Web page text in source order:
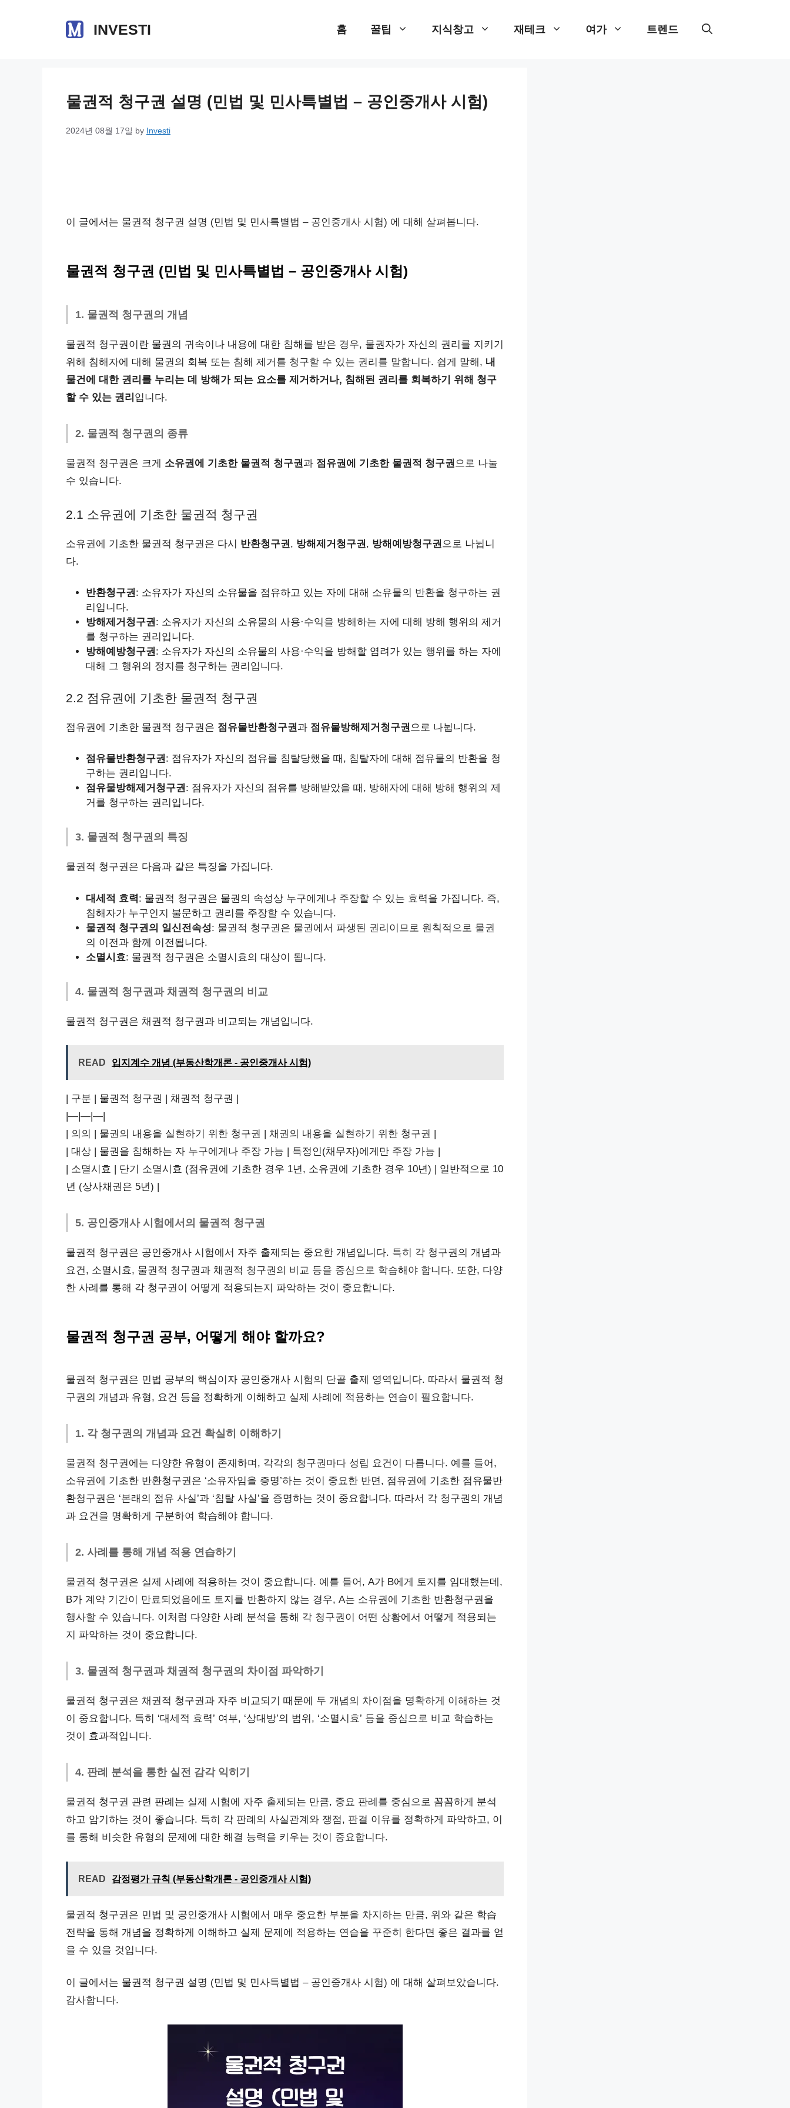
INVESTI 홈 꿀팁 지식창고 재테크 여가 트렌드
물권적 청구권 설명 (민법 및 민사특별법 – 공인중개사 시험)
2024년 08월 17일 by Investi
이 글에서는 물권적 청구권 설명 (민법 및 민사특별법 – 공인중개사 시험) 에 대해 살펴봅니다.
물권적 청구권 (민법 및 민사특별법 – 공인중개사 시험)
1. 물권적 청구권의 개념
물권적 청구권이란 물권의 귀속이나 내용에 대한 침해를 받은 경우, 물권자가 자신의 권리를 지키기
위해 침해자에 대해 물권의 회복 또는 침해 제거를 청구할 수 있는 권리를 말합니다. 쉽게 말해, 내
물건에 대한 권리를 누리는 데 방해가 되는 요소를 제거하거나, 침해된 권리를 회복하기 위해 청구
할 수 있는 권리 입니다.
2. 물권적 청구권의 종류
물권적 청구권은 크게 소유권에 기초한 물권적 청구권과 점유권에 기초한 물권적 청구권으로 나눌
수 있습니다.
2.1 소유권에 기초한 물권적 청구권
소유권에 기초한 물권적 청구권은 다시 반환청구권 , 방해제거청구권 , 방해예방청구권 으로 나뉩니
다.
반환청구권: 소유자가 자신의 소유물을 점유하고 있는 자에 대해 소유물의 반환을 청구하는 권
리입니다.
방해제거청구권: 소유자가 자신의 소유물의 사용·수익을 방해하는 자에 대해 방해 행위의 제거
를 청구하는 권리입니다.
방해예방청구권: 소유자가 자신의 소유물의 사용·수익을 방해할 염려가 있는 행위를 하는 자에
대해 그 행위의 정지를 청구하는 권리입니다.
2.2 점유권에 기초한 물권적 청구권
점유권에 기초한 물권적 청구권은 점유물반환청구권 과 점유물방해제거청구권 으로 나뉩니다.
점유물반환청구권: 점유자가 자신의 점유를 침탈당했을 때, 침탈자에 대해 점유물의 반환을 청
구하는 권리입니다.
점유물방해제거청구권: 점유자가 자신의 점유를 방해받았을 때, 방해자에 대해 방해 행위의 제
거를 청구하는 권리입니다.
3. 물권적 청구권의 특징
물권적 청구권은 다음과 같은 특징을 가집니다.
대세적 효력: 물권적 청구권은 물권의 속성상 누구에게나 주장할 수 있는 효력을 가집니다. 즉,
침해자가 누구인지 불문하고 권리를 주장할 수 있습니다.
물권적 청구권의 일신전속성: 물권적 청구권은 물권에서 파생된 권리이므로 원칙적으로 물권
의 이전과 함께 이전됩니다.
소멸시효: 물권적 청구권은 소멸시효의 대상이 됩니다.
4. 물권적 청구권과 채권적 청구권의 비교
물권적 청구권은 채권적 청구권과 비교되는 개념입니다.
READ 입지계수 개념 (부동산학개론 - 공인중개사 시험)
| 구분 | 물권적 청구권 | 채권적 청구권 |
|—|—|—|
| 의의 | 물권의 내용을 실현하기 위한 청구권 | 채권의 내용을 실현하기 위한 청구권 |
| 대상 | 물권을 침해하는 자 누구에게나 주장 가능 | 특정인(채무자)에게만 주장 가능 |
| 소멸시효 | 단기 소멸시효 (점유권에 기초한 경우 1년, 소유권에 기초한 경우 10년) | 일반적으로 10
년 (상사채권은 5년) |
5. 공인중개사 시험에서의 물권적 청구권
물권적 청구권은 공인중개사 시험에서 자주 출제되는 중요한 개념입니다. 특히 각 청구권의 개념과
요건, 소멸시효, 물권적 청구권과 채권적 청구권의 비교 등을 중심으로 학습해야 합니다. 또한, 다양
한 사례를 통해 각 청구권이 어떻게 적용되는지 파악하는 것이 중요합니다.
물권적 청구권 공부, 어떻게 해야 할까요?
물권적 청구권은 민법 공부의 핵심이자 공인중개사 시험의 단골 출제 영역입니다. 따라서 물권적 청
구권의 개념과 유형, 요건 등을 정확하게 이해하고 실제 사례에 적용하는 연습이 필요합니다.
1. 각 청구권의 개념과 요건 확실히 이해하기
물권적 청구권에는 다양한 유형이 존재하며, 각각의 청구권마다 성립 요건이 다릅니다. 예를 들어,
소유권에 기초한 반환청구권은 ‘소유자임을 증명’하는 것이 중요한 반면, 점유권에 기초한 점유물반
환청구권은 ‘본래의 점유 사실’과 ‘침탈 사실’을 증명하는 것이 중요합니다. 따라서 각 청구권의 개념
과 요건을 명확하게 구분하여 학습해야 합니다.
2. 사례를 통해 개념 적용 연습하기
물권적 청구권은 실제 사례에 적용하는 것이 중요합니다. 예를 들어, A가 B에게 토지를 임대했는데,
B가 계약 기간이 만료되었음에도 토지를 반환하지 않는 경우, A는 소유권에 기초한 반환청구권을
행사할 수 있습니다. 이처럼 다양한 사례 분석을 통해 각 청구권이 어떤 상황에서 어떻게 적용되는
지 파악하는 것이 중요합니다.
3. 물권적 청구권과 채권적 청구권의 차이점 파악하기
물권적 청구권은 채권적 청구권과 자주 비교되기 때문에 두 개념의 차이점을 명확하게 이해하는 것
이 중요합니다. 특히 ‘대세적 효력’ 여부, ‘상대방’의 범위, ‘소멸시효’ 등을 중심으로 비교 학습하는
것이 효과적입니다.
4. 판례 분석을 통한 실전 감각 익히기
물권적 청구권 관련 판례는 실제 시험에 자주 출제되는 만큼, 중요 판례를 중심으로 꼼꼼하게 분석
하고 암기하는 것이 좋습니다. 특히 각 판례의 사실관계와 쟁점, 판결 이유를 정확하게 파악하고, 이
를 통해 비슷한 유형의 문제에 대한 해결 능력을 키우는 것이 중요합니다.
READ 감정평가 규칙 (부동산학개론 - 공인중개사 시험)
물권적 청구권은 민법 및 공인중개사 시험에서 매우 중요한 부분을 차지하는 만큼, 위와 같은 학습
전략을 통해 개념을 정확하게 이해하고 실제 문제에 적용하는 연습을 꾸준히 한다면 좋은 결과를 얻
을 수 있을 것입니다.
이 글에서는 물권적 청구권 설명 (민법 및 민사특별법 – 공인중개사 시험) 에 대해 살펴보았습니다.
감사합니다.